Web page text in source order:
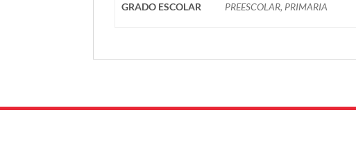
GRADO ESCOLAR PREESCOLAR, PRIMARIA